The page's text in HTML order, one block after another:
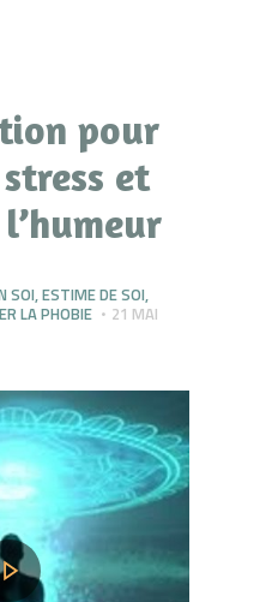
pour
et
SOI,ESTIME DE SOI,
LA PHOBIE
21 MAI